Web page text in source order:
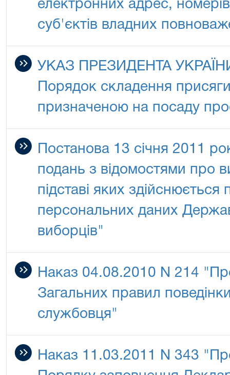
електронних адрес,
суб'єктів владних
УКАЗ ПРЕЗИДЕНТА
Порядок складення
призначеною на посаду
Постанова 13 січня 2011
подань з відомостями про
підставі яких
персональних даних
виборців"
Наказ 04.08.2010 N 214
Загальних правил
службовця"
Наказ 11.03.2011 N 343